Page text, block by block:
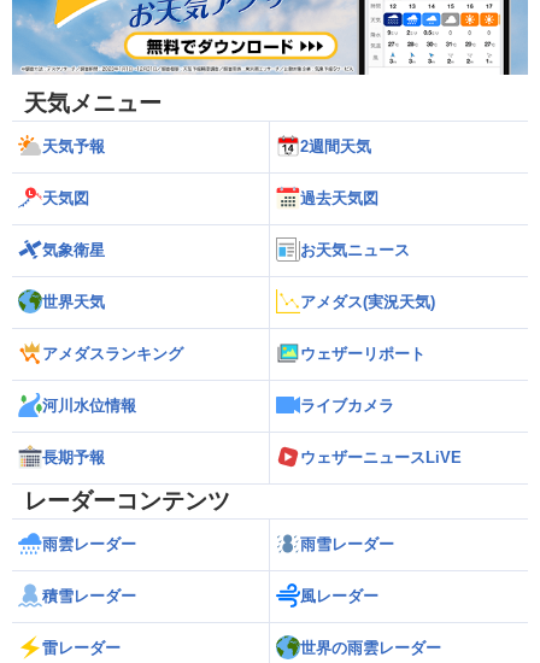
天気メニュー
天気予報 2週間天気
天気図 過去天気図
気象衛星 お天気ニュース
世界天気 アメダス(実況天気)
アメダスランキング ウェザーリポート
河川水位情報 ライブカメラ
長期予報 ウェザーニュースLiVE
レーダーコンテンツ
雨雲レーダー 雨雪レーダー
積雪レーダー 風レーダー
雷レーダー 世界の雨雲レーダー